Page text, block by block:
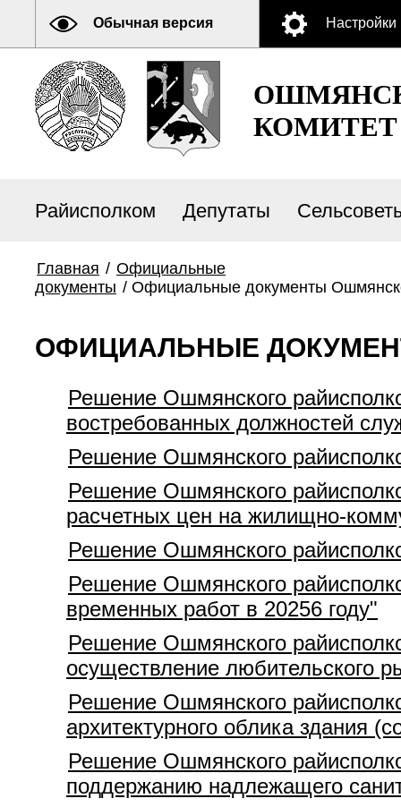
Обычная версия Настройки
КОМИТЕТ
Райисполком Депутаты
Главная / Официальные
документы / Официальные документы
ОФИЦИАЛЬНЫЕ
Решение Ошмянского
востребованных должностей
Решение Ошмянского
Решение Ошмянского
расчетных цен на жилищно-
Решение Ошмянского
Решение Ошмянского
временных работ в 20256 году"
Решение Ошмянского
осуществление любительского
Решение Ошмянского
архитектурного облика здания
Решение Ошмянского
поддержанию надлежащего